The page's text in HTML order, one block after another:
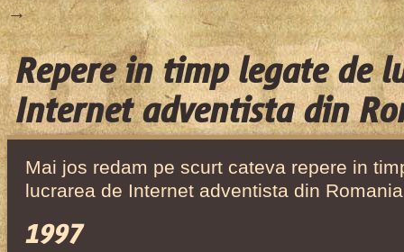
→
Repere in timp legate de
Internet adventista din
Mai jos redam pe scurt cateva repere in
lucrarea de Internet adventista din
1997